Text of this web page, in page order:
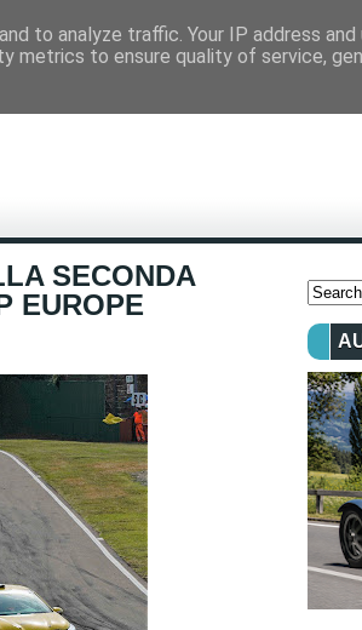
SECONDA
EUROPE
to analyze traffic. Your IP address and
metrics to ensure quality of service,